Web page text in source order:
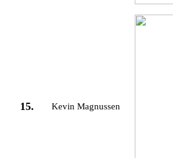
15. Kevin Magnussen